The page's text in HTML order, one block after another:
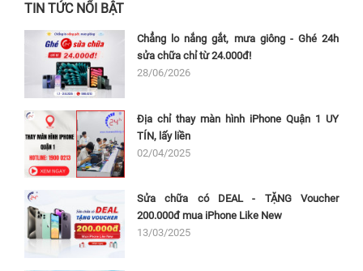
TIN TỨC NỔI BẬT
Chẳng lo nắng gắt, mưa giông - Ghé 24h
sửa chữa chỉ từ 24.000đ!
28/06/2026
Địa chỉ thay màn hình iPhone Quận 1 UY
TÍN, lấy liền
02/04/2025
Sửa chữa có DEAL - TẶNG Voucher
200.000đ mua iPhone Like New
13/03/2025